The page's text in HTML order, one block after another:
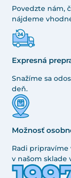
Povedzte nám,
nájdeme
Expresná
Snažíme sa
deň.
Možnosť
Radi pripravíme
v našom sklade